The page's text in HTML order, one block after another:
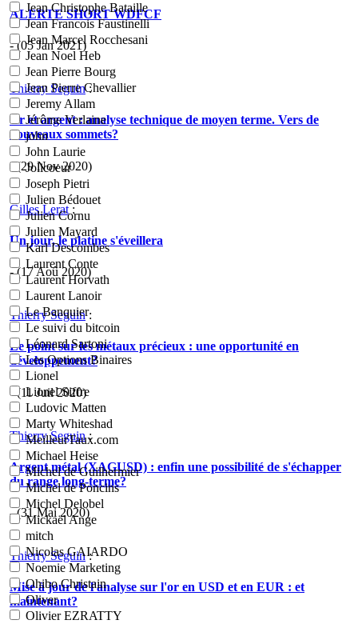
Jean Christophe Bataille
Jean Francois Faustinelli
Jean Marcel Rocchesani
Jean Noel Heb
Jean Pierre Bourg
Jean Pierre Chevallier
Jeremy Allam
Jérôme Verlaine
john
John Laurie
Jolicoeur
Joseph Pietri
Julien Bédouet
Julien Cornu
Julien Mayard
Karl Descombes
Laurent Conte
Laurent Horvath
Laurent Lanoir
Le Banquier
Le suivi du bitcoin
Léonard Sartoni
Les Options Binaires
Lionel
Lionel Siffre
Ludovic Matten
Marty Whiteshad
MeilleurTaux.com
Michael Heise
Michel de Guilhermier
Michel de Poncins
Michel Delobel
Mickaël Ange
mitch
Nicolas GAIARDO
Noemie Marketing
Ohibo Christain
Oliver
Olivier EZRATTY
ALERTE SHORT WDFCF
- (05 Jan 2021)
Thierry Seguin:
Or et argent : analyse technique de moyen terme. Vers de
nouveaux sommets?
- (29 Nov 2020)
Gilles Lerat :
Un jour, le platine s'éveillera
- (17 Aoû 2020)
Thierry Seguin:
Le point sur les métaux précieux : une opportunité en
développement?
- (11 Juil 2020)
Thierry Seguin:
Argent métal (XAGUSD) : enfin une possibilité de s'échapper
du range long-terme?
- (31 Mai 2020)
Thierry Seguin:
Mise à jour de l'analyse sur l'or en USD et en EUR : et
maintenant?